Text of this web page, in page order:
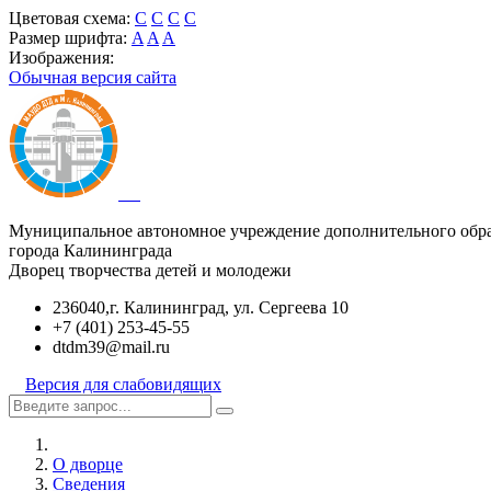
Цветовая схема: C C C C
Размер шрифта: A A A
Изображения:
Обычная версия сайта
Муниципальное автономное учреждение дополнительного
города Калининграда
Дворец творчества детей и молодежи
236040,г. Калининград, ул. Сергеева 10
+7 (401) 253-45-55
dtdm39@mail.ru
Версия для слабовидящих
О дворце
Сведения